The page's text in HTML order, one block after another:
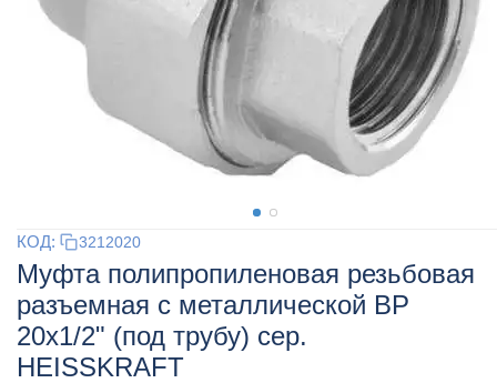
КОД: 3212020
Муфта полипропиленовая резьбовая
разъемная с металлической ВР
20х1/2" (под трубу) сер.
HEISSKRAFT